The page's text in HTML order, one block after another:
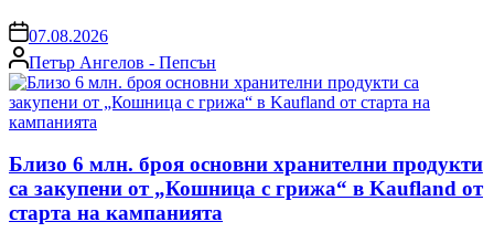
on07.08.2026
Posted
by
Петър Ангелов - Пепсън
Близо 6 млн. броя основни хранителни продукти
са закупени от „Кошница с грижа“ в Kaufland от
старта на кампанията